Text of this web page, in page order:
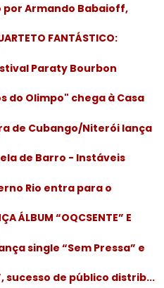
por Armando Babaioff,
FANTÁSTICO:
Paraty Bourbon
do Olimpo" chega à Casa
de Cubango/Niterói lança
de Barro - Instáveis
Rio entra para o
ÁLBUM “OQCSENTE” E
single “Sem Pressa” e
sucesso de público distrib...